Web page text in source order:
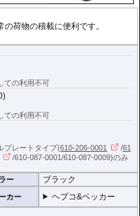
荷物の積載に便利です。
ての利用不可
ての利用不可
プレートタイプ(610-206-0001 /61
/610-087-0001/610-087-0009)のみ
ー ブラック
カー ヘプコ&ベッカー